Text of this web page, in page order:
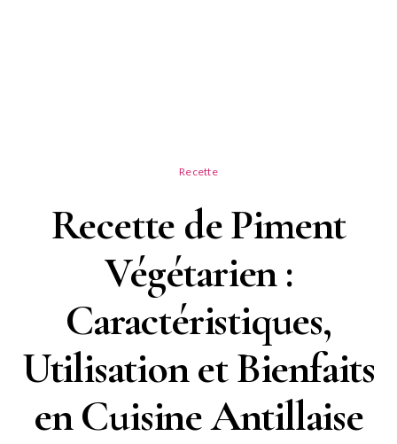
Recette
Recette de Piment
Végétarien :
Caractéristiques,
Utilisation et Bienfaits
en Cuisine Antillaise